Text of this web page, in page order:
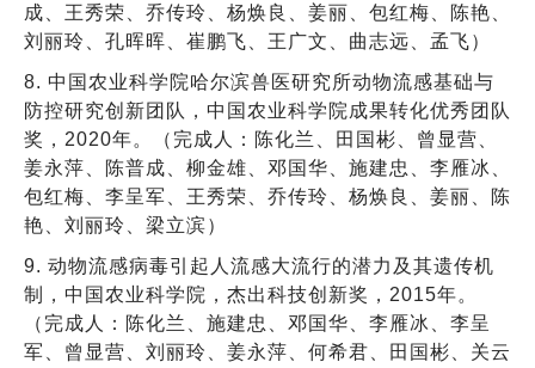
成、王秀荣、乔传玲、杨焕良、姜丽、包红梅、陈艳、
刘丽玲、孔晖晖、崔鹏飞、王广文、曲志远、孟飞）
8. 中国农业科学院哈尔滨兽医研究所动物流感基础与
防控研究创新团队，中国农业科学院成果转化优秀团队
奖，2020年。（完成人：陈化兰、田国彬、曾显营、
姜永萍、陈普成、柳金雄、邓国华、施建忠、李雁冰、
包红梅、李呈军、王秀荣、乔传玲、杨焕良、姜丽、陈
艳、刘丽玲、梁立滨）
9. 动物流感病毒引起人流感大流行的潜力及其遗传机
制，中国农业科学院，杰出科技创新奖，2015年。
（完成人：陈化兰、施建忠、邓国华、李雁冰、李呈
军、曾显营、刘丽玲、姜永萍、何希君、田国彬、关云